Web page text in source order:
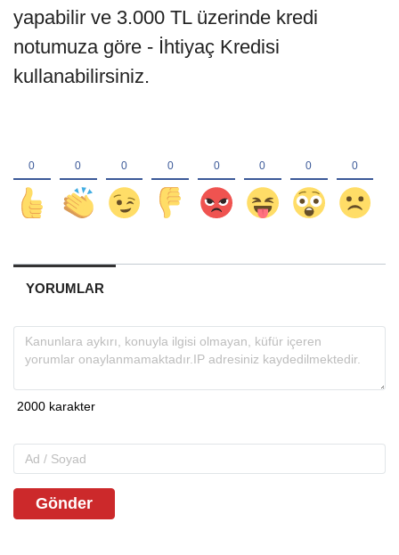
yapabilir ve 3.000 TL üzerinde kredi
notumuza göre - İhtiyaç Kredisi
kullanabilirsiniz.
YORUMLAR
Gönder